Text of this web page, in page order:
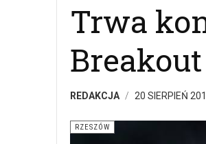
Trwa
Breakout
REDAKCJA 20 SIERPIEŃ
RZESZÓW